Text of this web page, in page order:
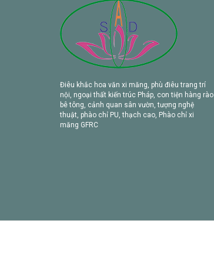
Điêu khắc hoa văn xi măng, phù điêu trang trí
nội, ngoại thất kiến trúc Pháp, con tiện hàng rào
bê tông, cảnh quan sân vườn, tượng nghệ
thuật, phào chỉ PU, thạch cao, Phào chỉ xi
măng GFRC